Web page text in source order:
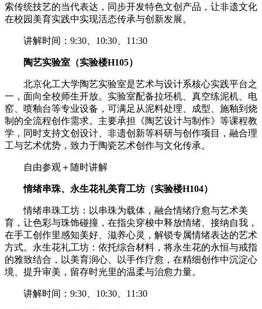
索传统技艺的当代表达，同步开发特色文创产品，让非遗文化
在校园美育实践中实现活态传承与创新发展。
讲解时间：9:30、10:30、11:30
陶艺实验室 （实验楼H105）
北京化工大学陶艺实验室是艺术与设计系核心实践平台之
一，面向全校师生开放。实验室配备拉坯机、真空练泥机、电
窑、喷釉台等专业设备，可满足从泥料处理、成型、施釉到烧
制的全流程创作需求。主要承担《陶艺设计与制作》等课程教
学，同时支持文创设计、非遗创新等科研与创作项目，融合理
工与艺术优势，致力于陶瓷艺术创作与文化传承。
自由参观＋随时讲解
情绪串珠、永生花礼美育工坊 （实验楼H104）
情绪串珠工坊：以串珠为载体，融合情绪疗愈与艺术美
育，让色彩与珠饰碰撞，在指尖穿梭中释放情绪、接纳自我，
在手工创作里感知美好、滋养心灵，解锁专属情绪表达的艺术
方式。永生花礼工坊：依托综合材料，将永生花的永恒与戒指
的雅致结合，以美育润心、以手作疗愈，在精细创作中沉淀心
境、提升审美，留存时光里的温柔与治愈力量。
讲解时间：9:30、10:30、11:30